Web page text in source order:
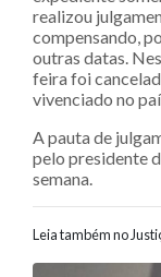
realizou
compensando,
outras datas.
feira foi
vivenciado no
A pauta de
pelo presidente
semana.
Leia também no